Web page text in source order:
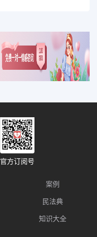
官方订阅号
案例
民法典
知识大全